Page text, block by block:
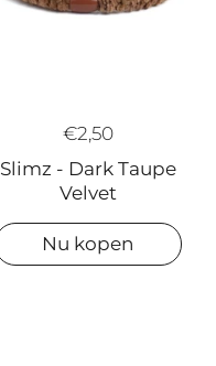
€2,50
Slimz - Dark Taupe
Velvet
Nu kopen